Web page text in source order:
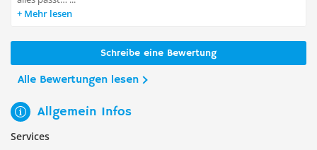
Mehr lesen
Schreibe eine Bewertung
Alle Bewertungen lesen
Allgemein Infos
Services